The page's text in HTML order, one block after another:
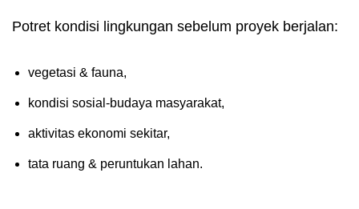
Potret kondisi lingkungan sebelum proyek berjalan:
vegetasi & fauna,
kondisi sosial-budaya masyarakat,
aktivitas ekonomi sekitar,
tata ruang & peruntukan lahan.